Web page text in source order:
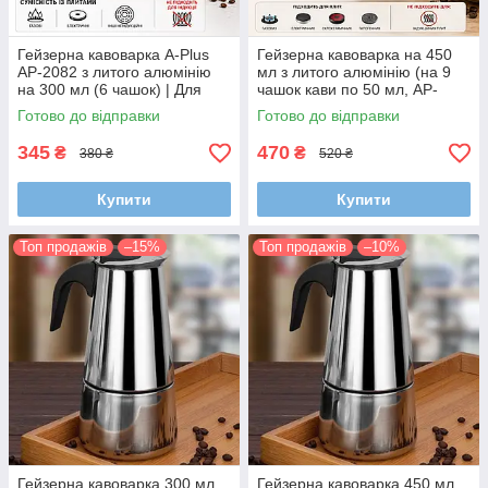
Гейзерна кавоварка A-Plus
AP-2082 з литого алюмінію
на 300 мл (6 чашок) | Для
газових та електричних плит
Готово до відправки
345 ₴ 380 ₴
Купити
Гейзерна кавоварка на 450
мл з литого алюмінію (на 9
чашок кави по 50 мл, AP-
2083)
Готово до відправки
470 ₴ 520 ₴
Купити
Топ продажів –15%
Гейзерна кавоварка 300 мл
Топ продажів –10%
Гейзерна кавоварка 450 мл